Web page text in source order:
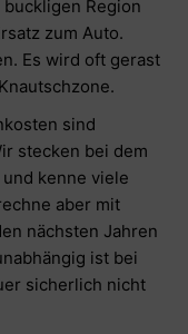
Region
zum Auto.
Es wird oft gerast
sind
stecken bei dem
kenne viele
aber mit
nächsten Jahren
ist bei
sicherlich nicht